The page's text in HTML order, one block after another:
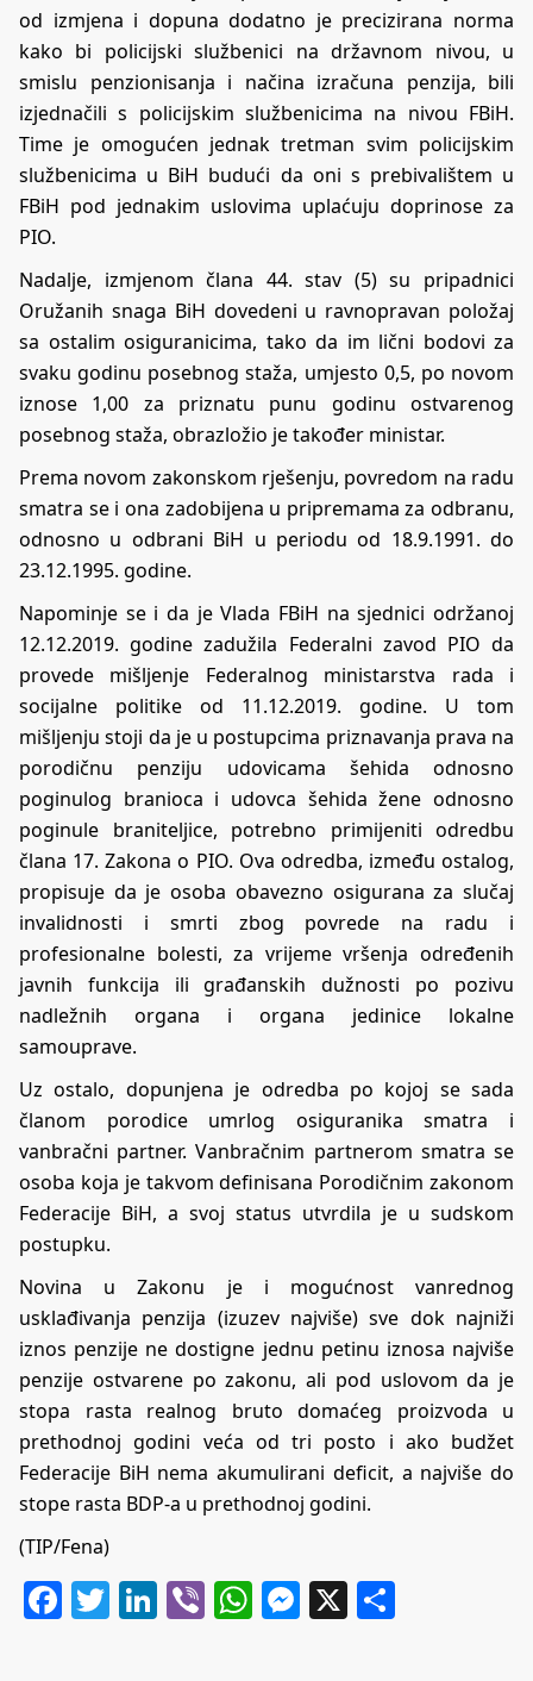
od izmjena i dopuna dodatno je precizirana norma
kako bi policijski službenici na državnom nivou, u
smislu penzionisanja i načina izračuna penzija, bili
izjednačili s policijskim službenicima na nivou FBiH.
Time je omogućen jednak tretman svim policijskim
službenicima u BiH budući da oni s prebivalištem u
FBiH pod jednakim uslovima uplaćuju doprinose za
PIO.
Nadalje, izmjenom člana 44. stav (5) su pripadnici
Oružanih snaga BiH dovedeni u ravnopravan položaj
sa ostalim osiguranicima, tako da im lični bodovi za
svaku godinu posebnog staža, umjesto 0,5, po novom
iznose 1,00 za priznatu punu godinu ostvarenog
posebnog staža, obrazložio je također ministar.
Prema novom zakonskom rješenju, povredom na radu
smatra se i ona zadobijena u pripremama za odbranu,
odnosno u odbrani BiH u periodu od 18.9.1991. do
23.12.1995. godine.
Napominje se i da je Vlada FBiH na sjednici održanoj
12.12.2019. godine zadužila Federalni zavod PIO da
provede mišljenje Federalnog ministarstva rada i
socijalne politike od 11.12.2019. godine. U tom
mišljenju stoji da je u postupcima priznavanja prava na
porodičnu penziju udovicama šehida odnosno
poginulog branioca i udovca šehida žene odnosno
poginule braniteljice, potrebno primijeniti odredbu
člana 17. Zakona o PIO. Ova odredba, između ostalog,
propisuje da je osoba obavezno osigurana za slučaj
invalidnosti i smrti zbog povrede na radu i
profesionalne bolesti, za vrijeme vršenja određenih
javnih funkcija ili građanskih dužnosti po pozivu
nadležnih organa i organa jedinice lokalne
samouprave.
Uz ostalo, dopunjena je odredba po kojoj se sada
članom porodice umrlog osiguranika smatra i
vanbračni partner. Vanbračnim partnerom smatra se
osoba koja je takvom definisana Porodičnim zakonom
Federacije BiH, a svoj status utvrdila je u sudskom
postupku.
Novina u Zakonu je i mogućnost vanrednog
usklađivanja penzija (izuzev najviše) sve dok najniži
iznos penzije ne dostigne jednu petinu iznosa najviše
penzije ostvarene po zakonu, ali pod uslovom da je
stopa rasta realnog bruto domaćeg proizvoda u
prethodnoj godini veća od tri posto i ako budžet
Federacije BiH nema akumulirani deficit, a najviše do
stope rasta BDP-a u prethodnoj godini.
(TIP/Fena)
Facebook
Twitter
LinkedIn
ViberWhatsApp
Messenger
X